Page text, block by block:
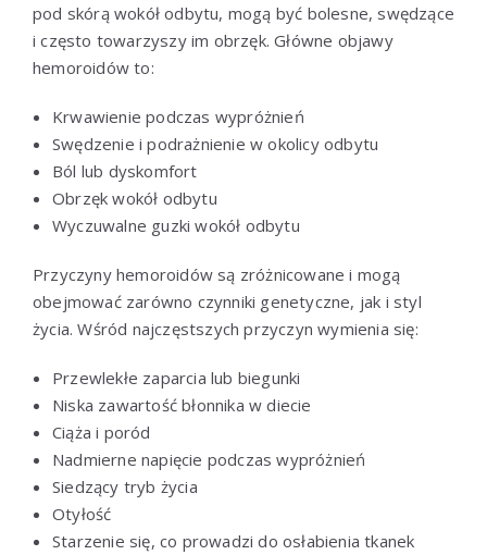
pod skórą wokół odbytu, mogą być bolesne, swędzące
i często towarzyszy im obrzęk. Główne objawy
hemoroidów to:
Krwawienie podczas wypróżnień
Swędzenie i podrażnienie w okolicy odbytu
Ból lub dyskomfort
Obrzęk wokół odbytu
Wyczuwalne guzki wokół odbytu
Przyczyny hemoroidów są zróżnicowane i mogą
obejmować zarówno czynniki genetyczne, jak i styl
życia. Wśród najczęstszych przyczyn wymienia się:
Przewlekłe zaparcia lub biegunki
Niska zawartość błonnika w diecie
Ciąża i poród
Nadmierne napięcie podczas wypróżnień
Siedzący tryb życia
Otyłość
Starzenie się, co prowadzi do osłabienia tkanek